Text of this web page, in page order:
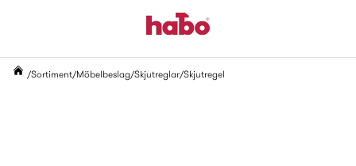
Sortiment Möbelbeslag Skjutreglar Skjutregel